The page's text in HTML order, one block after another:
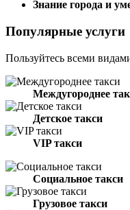
Знание города и
Популярные услуги
Пользуйтесь всеми
Междугороднее
Детское такси
VIP такси
Социальное такси
Грузовое такси